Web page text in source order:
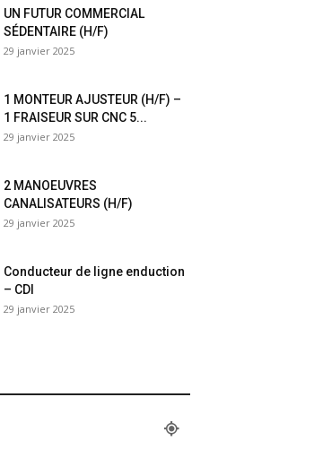
UN FUTUR COMMERCIAL
SÉDENTAIRE (H/F)
29 janvier 2025
1 MONTEUR AJUSTEUR (H/F) –
1 FRAISEUR SUR CNC 5...
29 janvier 2025
2 MANOEUVRES
CANALISATEURS (H/F)
29 janvier 2025
Conducteur de ligne enduction
– CDI
29 janvier 2025